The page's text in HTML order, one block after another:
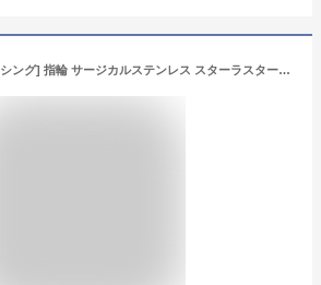
[グリーンピアッシング] 指輪 サージカルステンレス スターラスターステンレスリング（RMT060）サイズ/23号 星の指輪 編込み 透かし彫り アーチ 親指 幅アリ 関節 アクセサリー